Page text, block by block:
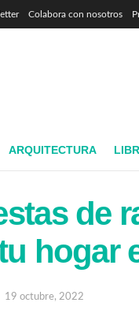
Colabora con nosotros
ARQUITECTURA
de
hogar
19 octubre, 2022